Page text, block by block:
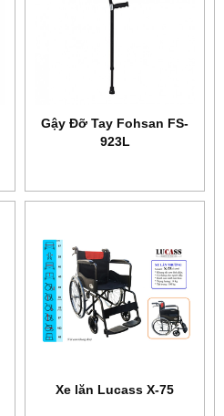
Gậy Đỡ Tay Fohsan FS-
923L
Xe lăn Lucass X-75